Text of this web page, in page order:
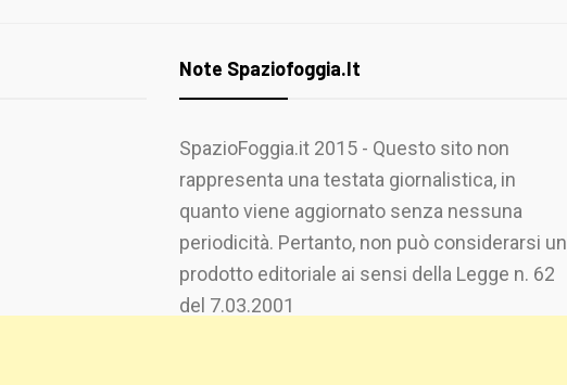
Note Spaziofoggia.it
SpazioFoggia.it 2015 - Questo sito non
rappresenta una testata giornalistica, in
quanto viene aggiornato senza nessuna
periodicità. Pertanto, non può considerarsi un
prodotto editoriale ai sensi della Legge n. 62
del 7.03.2001